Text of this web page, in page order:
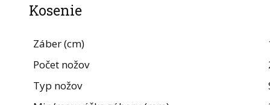
Kosenie
Záber (cm)
Počet nožov
Typ nožov